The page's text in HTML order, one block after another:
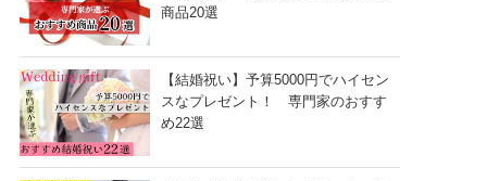
商品20選
【結婚祝い】予算5000円でハイセン
スなプレゼント！ 専門家のおすす
め22選